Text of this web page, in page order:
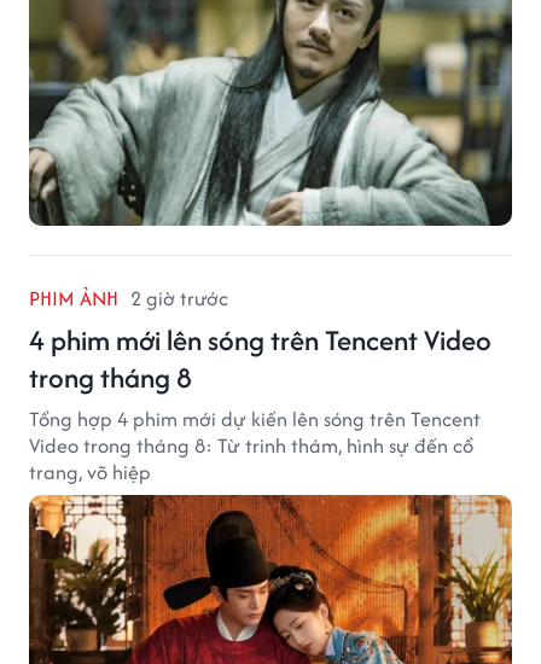
PHIM ẢNH 2 giờ trước
4 phim mới lên sóng trên Tencent Video
trong tháng 8
Tổng hợp 4 phim mới dự kiến lên sóng trên Tencent
Video trong tháng 8: Từ trinh thám, hình sự đến cổ
trang, võ hiệp